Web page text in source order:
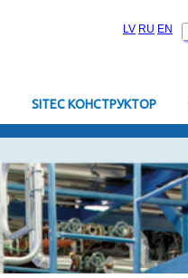
LV RU EN
SITEC КОНСТРУКТОР